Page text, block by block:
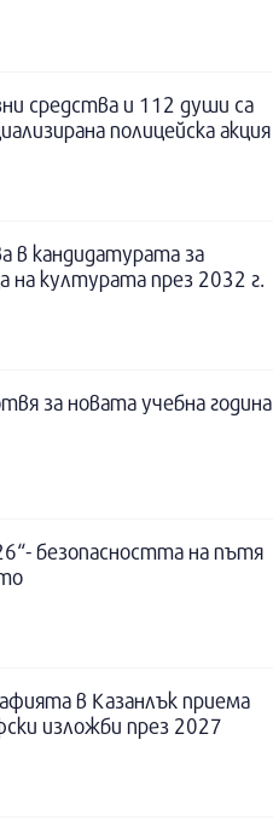
средства и 112 души са
полицейска акция
в кандидатурата за
на културата през 2032 г.
за новата учебна година
безопасността на пътя
в Казанлък приема
изложби през 2027